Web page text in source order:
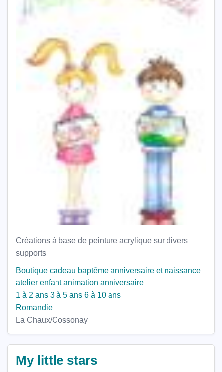
Créations à base de peinture acrylique sur divers
supports
Boutique cadeau baptême anniversaire et naissance
atelier enfant animation anniversaire
1 à 2 ans 3 à 5 ans 6 à 10 ans
Romandie
La Chaux/Cossonay
My little stars